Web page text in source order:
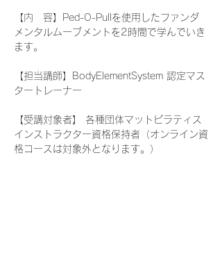
【内　容】Ped-O-Pullを使用したファンダ
メンタルムーブメントを2時間で学んでいき
ます。
【担当講師】BodyElementSystem 認定マス
タートレーナー
【受講対象者】 各種団体マットピラティス
インストラクター資格保持者（オンライン資
格コースは対象外となります。）